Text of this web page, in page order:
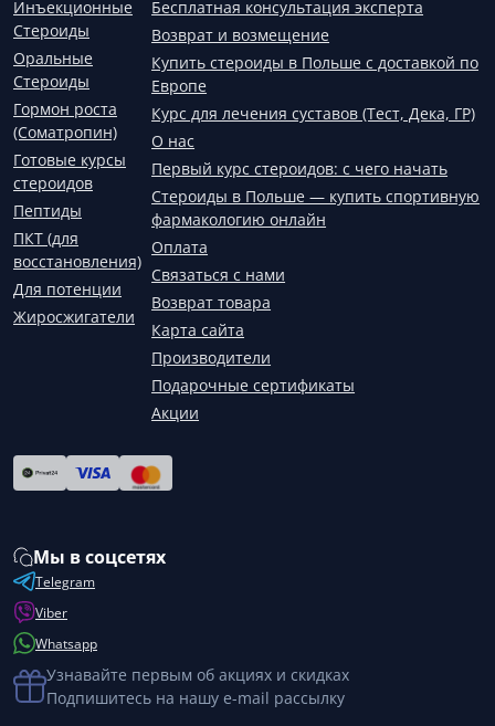
Инъекционные
Стероиды
Оральные
Стероиды
Гормон роста
(Соматропин)
Готовые курсы
стероидов
Пептиды
ПКТ (для
восстановления)
Для потенции
Жиросжигатели
Бесплатная консультация эксперта
Возврат и возмещение
Купить стероиды в Польше с доставкой по
Европе
Курс для лечения суставов (Тест, Дека, ГР)
О нас
Первый курс стероидов: с чего начать
Стероиды в Польше — купить спортивную
фармакологию онлайн
Оплата
Связаться с нами
Возврат товара
Карта сайта
Производители
Подарочные сертификаты
Акции
Мы в соцсетях
Telegram
Viber
Whatsapp
Узнавайте первым об акциях и скидках
Подпишитесь на нашу e-mail рассылку